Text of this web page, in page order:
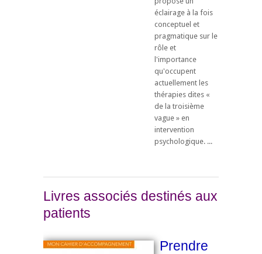
éclairage à la fois
conceptuel et
pragmatique sur le
rôle et
l'importance
qu'occupent
actuellement les
thérapies dites «
de la troisième
vague » en
intervention
psychologique. ...
Livres associés destinés aux
patients
Prendre